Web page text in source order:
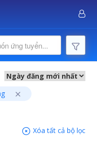
Xóa tất cả bộ lọc